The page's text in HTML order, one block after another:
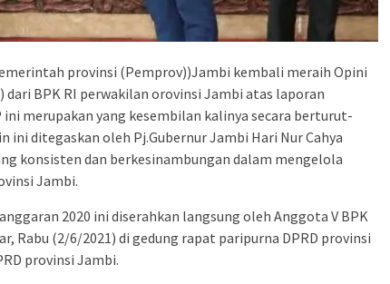
provinsi (Pemprov))Jambi kembali meraih Opini
dari BPK RI perwakilan orovinsi Jambi atas laporan
ini merupakan yang kesembilan kalinya secara berturut-
ini ditegaskan oleh Pj.Gubernur Jambi Hari Nur Cahya
konsisten dan berkesinambungan dalam mengelola
Jambi.
2020 ini diserahkan langsung oleh Anggota V BPK
Rabu (2/6/2021) di gedung rapat paripurna DPRD provinsi
provinsi Jambi.